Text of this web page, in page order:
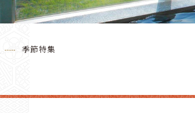
季節特集